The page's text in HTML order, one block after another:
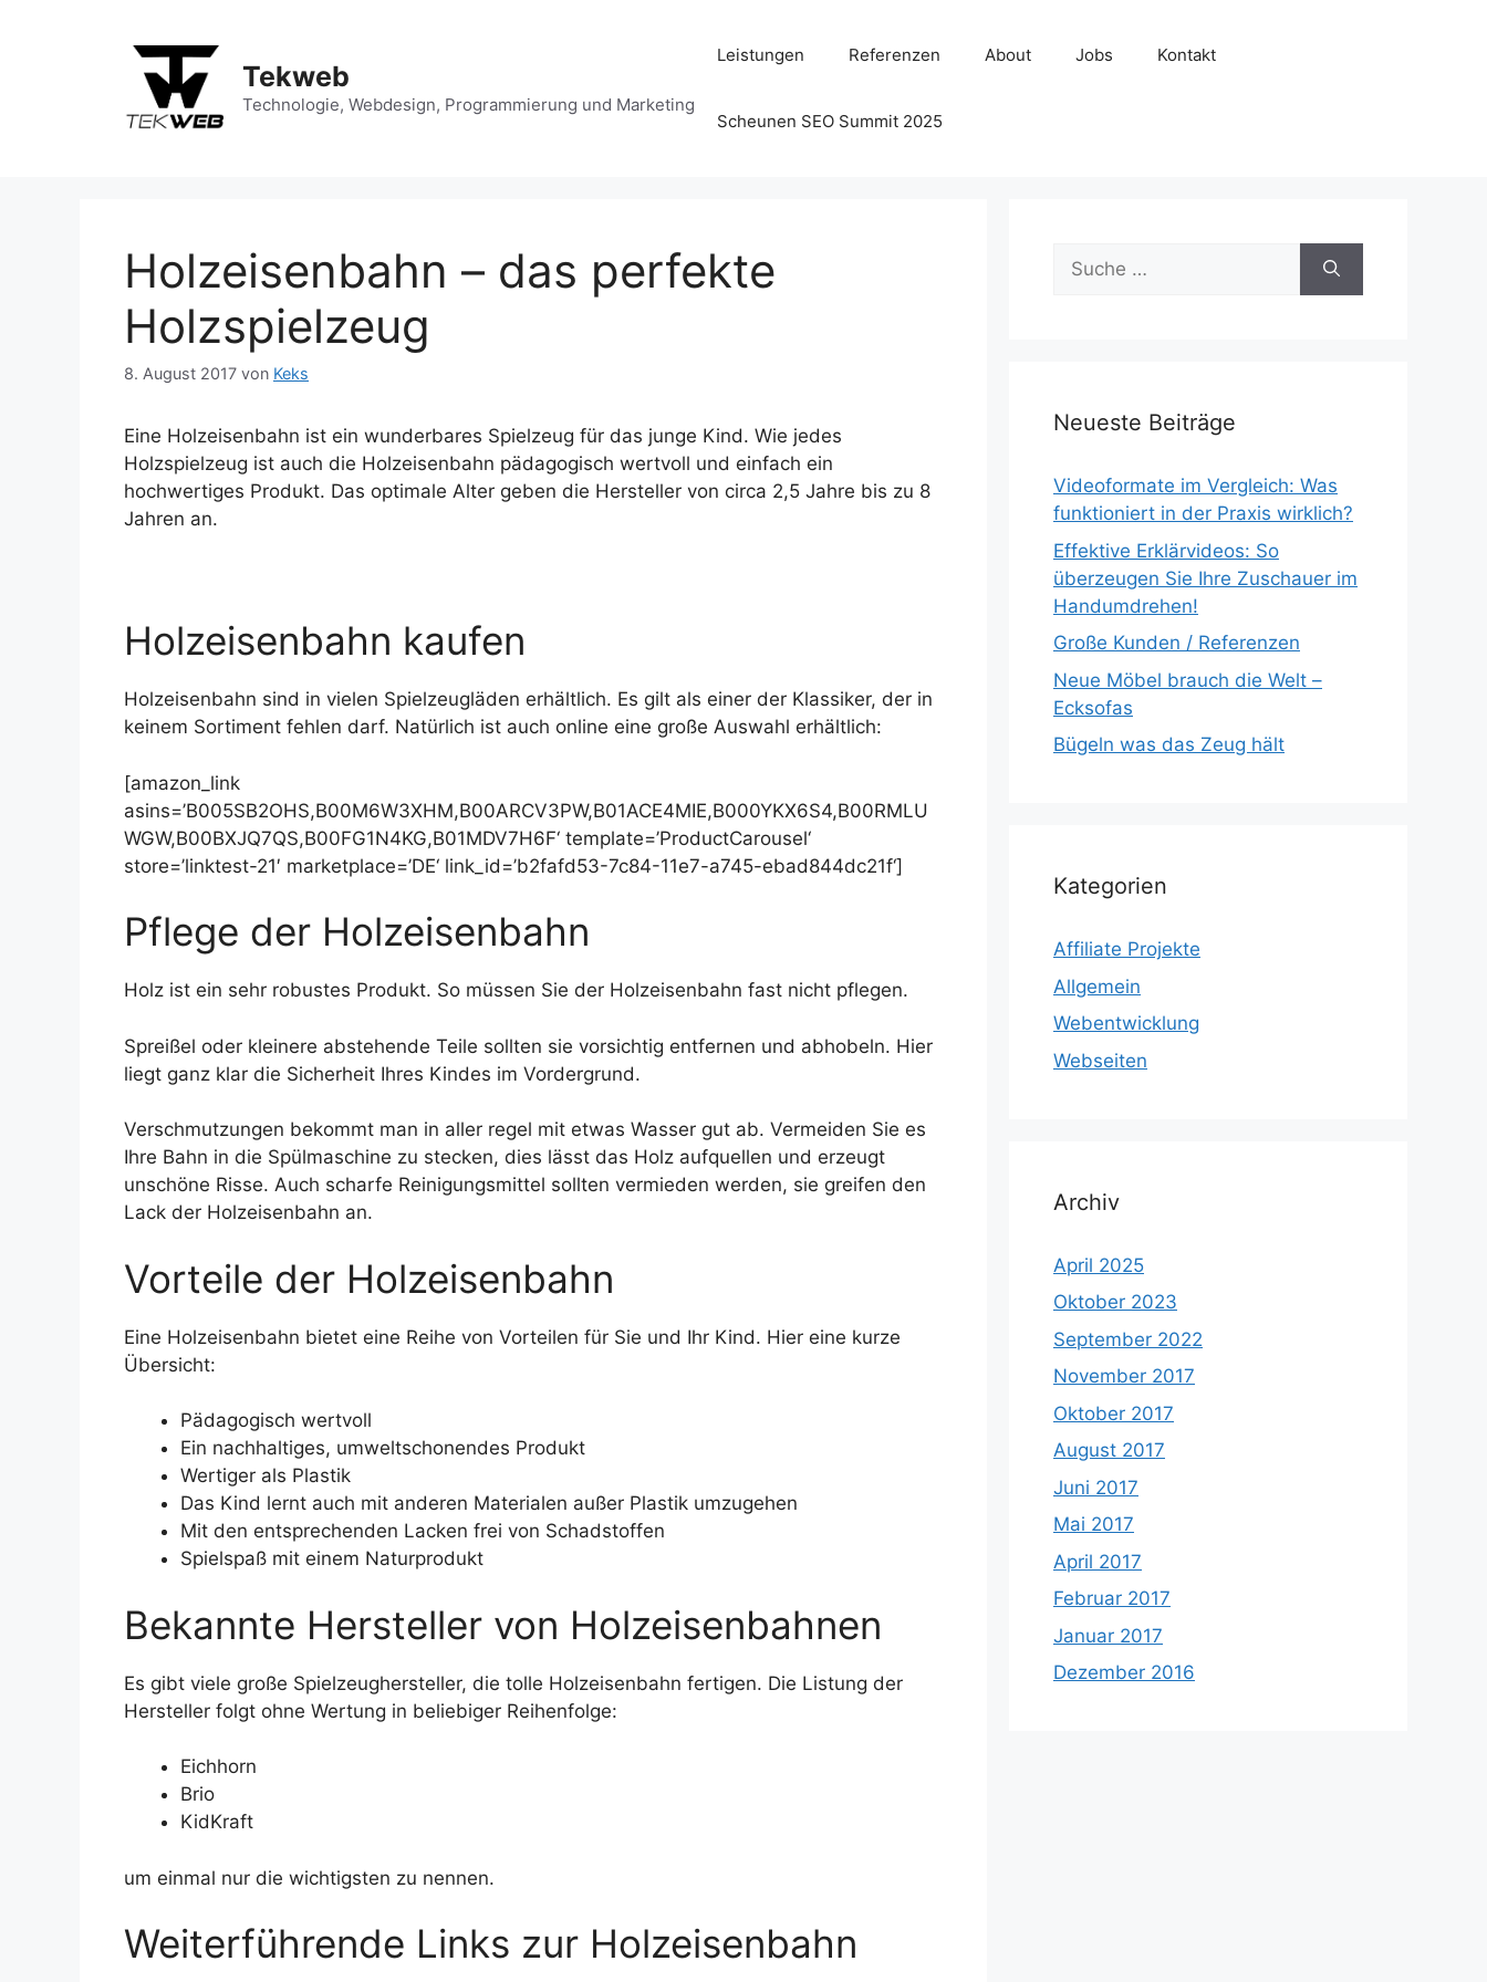
Tekweb
Technologie, Webdesign, Programmierung und Marketing
Leistungen Referenzen About Jobs Kontakt
Scheunen SEO Summit 2025
Holzeisenbahn – das perfekte
Holzspielzeug
8. August 2017 von Keks
Eine Holzeisenbahn ist ein wunderbares Spielzeug für das junge Kind. Wie jedes
Holzspielzeug ist auch die Holzeisenbahn pädagogisch wertvoll und einfach ein
hochwertiges Produkt. Das optimale Alter geben die Hersteller von circa 2,5 Jahre bis zu 8
Jahren an.
Holzeisenbahn kaufen
Holzeisenbahn sind in vielen Spielzeugläden erhältlich. Es gilt als einer der Klassiker, der in
keinem Sortiment fehlen darf. Natürlich ist auch online eine große Auswahl erhältlich:
[amazon_link
asins=’B005SB2OHS,B00M6W3XHM,B00ARCV3PW,B01ACE4MIE,B000YKX6S4,B00RMLU
WGW,B00BXJQ7QS,B00FG1N4KG,B01MDV7H6F‘ template=’ProductCarousel‘
store=’linktest-21′ marketplace=’DE‘ link_id=’b2fafd53-7c84-11e7-a745-ebad844dc21f‘]
Pflege der Holzeisenbahn
Holz ist ein sehr robustes Produkt. So müssen Sie der Holzeisenbahn fast nicht pflegen.
Spreißel oder kleinere abstehende Teile sollten sie vorsichtig entfernen und abhobeln. Hier
liegt ganz klar die Sicherheit Ihres Kindes im Vordergrund.
Verschmutzungen bekommt man in aller regel mit etwas Wasser gut ab. Vermeiden Sie es
Ihre Bahn in die Spülmaschine zu stecken, dies lässt das Holz aufquellen und erzeugt
unschöne Risse. Auch scharfe Reinigungsmittel sollten vermieden werden, sie greifen den
Lack der Holzeisenbahn an.
Vorteile der Holzeisenbahn
Eine Holzeisenbahn bietet eine Reihe von Vorteilen für Sie und Ihr Kind. Hier eine kurze
Übersicht:
Pädagogisch wertvoll
Ein nachhaltiges, umweltschonendes Produkt
Wertiger als Plastik
Das Kind lernt auch mit anderen Materialen außer Plastik umzugehen
Mit den entsprechenden Lacken frei von Schadstoffen
Spielspaß mit einem Naturprodukt
Bekannte Hersteller von Holzeisenbahnen
Es gibt viele große Spielzeughersteller, die tolle Holzeisenbahn fertigen. Die Listung der
Hersteller folgt ohne Wertung in beliebiger Reihenfolge:
Eichhorn
Brio
KidKraft
um einmal nur die wichtigsten zu nennen.
Weiterführende Links zur Holzeisenbahn
Suche
nach:
Neueste Beiträge
Videoformate im Vergleich: Was
funktioniert in der Praxis wirklich?
Effektive Erklärvideos: So
überzeugen Sie Ihre Zuschauer im
Handumdrehen!
Große Kunden / Referenzen
Neue Möbel brauch die Welt –
Ecksofas
Bügeln was das Zeug hält
Kategorien
Affiliate Projekte
Allgemein
Webentwicklung
Webseiten
Archiv
April 2025
Oktober 2023
September 2022
November 2017
Oktober 2017
August 2017
Juni 2017
Mai 2017
April 2017
Februar 2017
Januar 2017
Dezember 2016